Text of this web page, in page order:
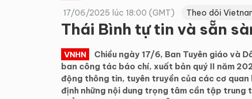
17/06/2025 lúc 18:00 (GMT) Theo dõi
Thái Bình tự tin và sẵn
VNHN
Chiều ngày 17/6, Ban Tuyên giáo và
ban công tác báo chí, xuất bản quý II năm
động thông tin, tuyên truyền của các cơ
định những nội dung trọng tâm cần tập